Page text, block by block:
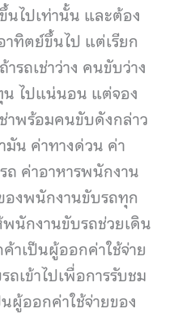
ไปเท่านั้น และต้อง
ทิตย์ขึ้นไป แต่เรียก
รถเช่าว่าง คนขับว่าง
น ไปแน่นอน แต่จอง
าพร้อมคนขับดังกล่าว
มัน ค่าทางด่วน ค่า
ค่าอาหารพนักงาน
องพนักงานขับรถทุก
นักงานขับรถช่วยเดิน
าเป็นผู้ออกค่าใช้จ่าย
เข้าไปเพื่อการรับชม
ผู้ออกค่าใช้จ่ายของ